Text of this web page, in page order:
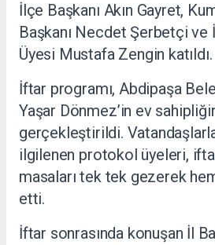
İlçe Başkanı Akın Gayret,
Başkanı Necdet Şerbetçi ve
Üyesi Mustafa Zengin katıldı.
İftar programı, Abdipaşa
Yaşar Dönmez’in ev
gerçekleştirildi.
ilgilenen protokol üyeleri,
masaları tek tek gezerek
etti.
İftar sonrasında konuşan İl